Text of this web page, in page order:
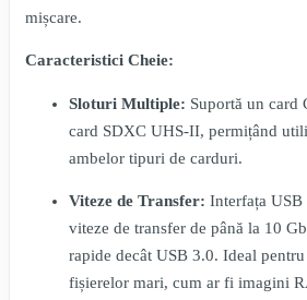
mișcare.
Caracteristici Cheie:
Sloturi Multiple: Suportă un card
card SDXC UHS-II, permițând
ambelor tipuri de carduri.
Viteze de Transfer: Interfața USB
viteze de transfer de până la 10
rapide decât USB 3.0. Ideal
fișierelor mari, cum ar fi imagini